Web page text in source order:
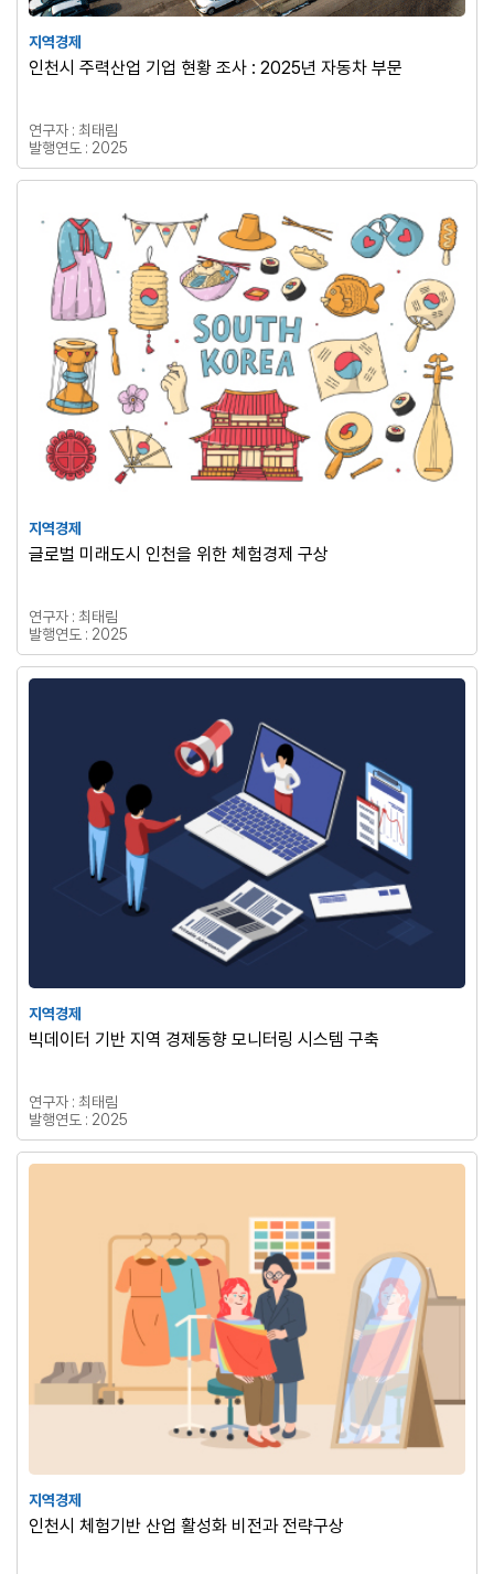
지역경제
인천시 주력산업 기업 현황 조사 : 2025년 자동차 부문
연구자 : 최태림
발행연도 : 2025
지역경제
글로벌 미래도시 인천을 위한 체험경제 구상
연구자 : 최태림
발행연도 : 2025
지역경제
빅데이터 기반 지역 경제동향 모니터링 시스템 구축
연구자 : 최태림
발행연도 : 2025
지역경제
인천시 체험기반 산업 활성화 비전과 전략구상